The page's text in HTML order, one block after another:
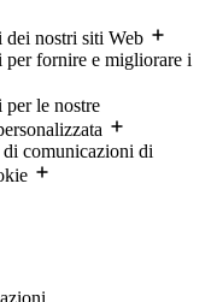
dei nostri siti Web
fornire e migliorare i
le nostre
di comunicazioni di